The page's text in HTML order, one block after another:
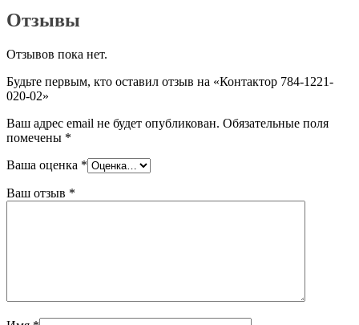
Отзывы
Отзывов пока нет.
Будьте первым, кто оставил отзыв на «Контактор 784-1221-
020-02»
Ваш адрес email не будет опубликован. Обязательные поля
помечены *
Ваша оценка *
Ваш отзыв *